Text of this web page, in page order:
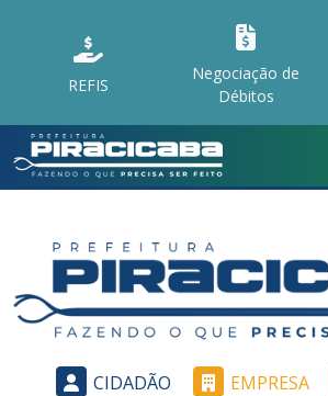
REFIS
Negociação de
Débitos
CIDADÃO EMPRESA